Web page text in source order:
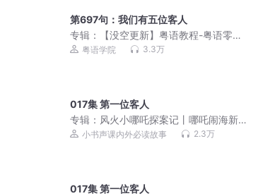
第697句：我们有五位客人
专辑：
【没空更新】粤语教程-粤语零基
础启蒙3000句
粤语学院 3.3万
017集 第一位客人
专辑： 风火小哪吒探案记丨哪吒闹海新
传丨封神西游神话儿童剧
小书声课内外必读故事 2.3万
017集 第一位客人